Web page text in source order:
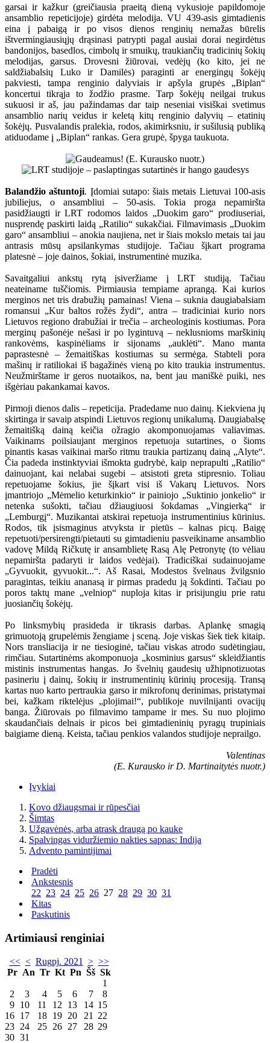
garsai ir kažkur (greičiausia praeitą dieną vykusioje papildomoje
ansamblio repeticijoje) girdėta melodija. VU 439-asis gimtadienis
eina į pabaigą ir po visos dienos renginių nemažas būrelis
ištvermingiausiųjų drąsinasi patrypti pagal ausiai dorai negirdėtus
bandonijos, basedlos, cimbolų ir smuikų, traukiančių tradicinių šokių
melodijas, garsus. Drovesni žiūrovai, vedėjų (ko kito, jei ne
saldžiabalsių Luko ir Damilės) paraginti ar energingų šokėjų
pakviesti, tampa renginio dalyviais ir apšyla grupės „Biplan“
koncertui tikrąja to žodžio prasme. Tarp šokėjų neilgai trukus
sukuosi ir aš, jau pažindamas dar taip neseniai visiškai svetimus
ansamblio narių veidus ir keletą kitų renginio dalyvių – etatinių
šokėjų. Pusvalandis pralekia, rodos, akimirksniu, ir sušilusią publiką
atiduodame į „Biplan“ rankas. Gera grupė, špyga taukuota.
Balandžio aštuntoji. Įdomiai sutapo: šiais metais Lietuvai 100-asis
jubiliejus, o ansambliui – 50-asis. Tokia proga nepamiršta
pasidžiaugti ir LRT rodomos laidos „Duokim garo“ prodiuseriai,
nusprendę paskirti laidą „Ratilio“ sukakčiai. Filmavimasis „Duokim
garo“ ansambliui – anokia naujiena, net ir šiais mokslo metais tai jau
antrasis mūsų apsilankymas studijoje. Tačiau šįkart programa
platesnė – joje dainos, šokiai, instrumentinė muzika.
Savaitgaliui ankstų rytą įsiveržiame į LRT studiją. Tačiau
neateiname tuščiomis. Pirmiausia tempiame aprangą. Kai kurios
merginos net tris drabužių pamainas! Viena – suknia daugiabalsiam
romansui „Kur baltos rožės žydi“, antra – tradiciniai kurio nors
Lietuvos regiono drabužiai ir trečia – archeologinis kostiumas. Pora
merginų pašonėje nešasi ir po lygintuvą – neklusnioms marškinių
rankovėms, kaspinėliams ir sijonams „auklėti“. Mano manta
paprastesnė – žemaitiškas kostiumas su sermėga. Stabteli pora
mašinų ir ratiliokai iš bagažinės vieną po kito traukia instrumentus.
Neužmirštame ir geros nuotaikos, na, bent jau maniškė puiki, nes
išgėriau pakankamai kavos.
Pirmoji dienos dalis – repeticija. Pradedame nuo dainų. Kiekviena jų
skirtinga ir savaip atspindi Lietuvos regionų unikalumą. Daugiabalsę
žemaitišką dainą keičia ožragio akomponuojamas valiavimas.
Vaikinams poilsiaujant merginos repetuoja sutartines, o šioms
pinantis kasas vaikinai maršo ritmu traukia partizanų dainą „Alyte“.
Čia padeda instinktyviai išmokta gudrybė, kaip neprapulti „Ratilio“
dainuojant, kai nelabai sugebi – atsistoti greta stipresnio. Toliau
repetuojame šokius, jie šįkart visi iš Vakarų Lietuvos. Nors
įmantriojo „Mėmelio keturkinkio“ ir painiojo „Suktinio jonkelio“ ir
netenka sušokti, tačiau džiaugiuosi šokdamas „Vingierką“ ir
„Lemburgį“. Muzikantai atskirai repetuoja instrumentinius kūrinius.
Rodos, tik įsismaginus atvyksta ir pietūs – kalnas picų. Baigę
repetuoti/persirengti/pietauti su gimtadieniu pasveikiname ansamblio
vadovę Mildą Ričkutę ir ansamblietę Rasą Alę Petronytę (to vėliau
nepamiršta padaryti ir laidos vedėjai). Tradiciškai sudainuojame
„Gyvuokit, gyvuokit...“. Aš Rasai, Modestos švelnaus žvilgsnio
paragintas, teikiu ananasą ir pirmas pradedu ją šokdinti. Tačiau po
poros taktų mane „velniop“ nuploja kitas ir prisijungiu prie ratu
juosiančių šokėjų.
Po linksmybių prasideda ir tikrasis darbas. Aplankę smagią
grimuotoją grupelėmis žengiame į sceną. Joje viskas šiek tiek kitaip.
Nors transliacija ir ne tiesioginė, tačiau viskas atrodo sudėtingiau,
rimčiau. Sutartinėms akomponuoja „kosminius garsus“ skleidžiantis
mistinis instrumentas hangas. Jo švelnių gaudesių užhipnotizuotas
pasineriu į dainų, šokių ir instrumentinių kūrinių procesiją. Transą
kartas nuo karto pertraukia garso ir mikrofonų derinimas, pristatymai
bei, kažkam riktelėjus „plojimai!“, publikoje nuvilnijanti ovacijų
banga. Žiūrovais po filmavimo tampame ir mes. Su nuo plojimo
skaudančiais delnais ir picos bei gimtadieninių pyragų trupiniais
baigiame dieną. Keista, tačiau penkios valandos studijoje neprailgo.
Valentinas
(E. Kurausko ir D. Martinaitytės nuotr.)
Įvykiai
Kovo džiaugsmai ir rūpesčiai
Šimtas
Užgavėnės, arba atrask draugą po kauke
Spalvingas viduržiemio nakties sapnas: Indija
Advento pamintijimai
Pradėti
Ankstesnis
22 23 24 25 26 27 28 29 30 31
Kitas
Paskutinis
Artimiausi renginiai
<< < Rugpj. 2021 > >>
Pr An Tr Kt Pn Šš Sk
1
2
3 4 5 6 7
8
9 10 11 12 13 14 15
16 17 18 19 20 21
22
23 24 25 26 27 28 29
30 31